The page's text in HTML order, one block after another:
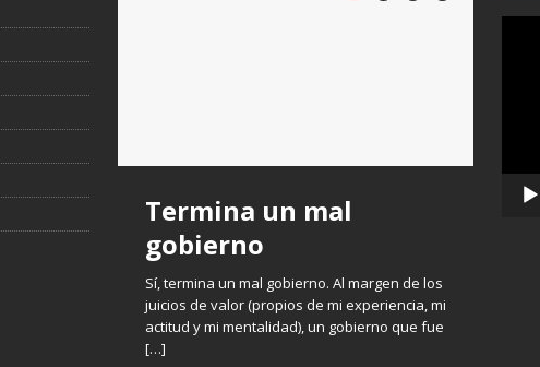
Termina un mal
gobierno
Sí, termina un mal gobierno. Al margen de los
juicios de valor (propios de mi experiencia, mi
actitud y mi mentalidad), un gobierno que fue
[…]